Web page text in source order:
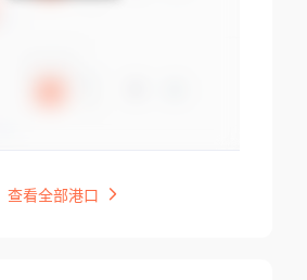
查看全部港口